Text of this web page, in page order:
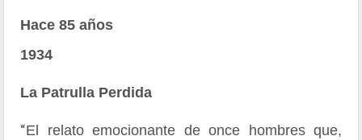
Hace 85 años
1934
La Patrulla Perdida
“El relato emocionante de once hombres que,